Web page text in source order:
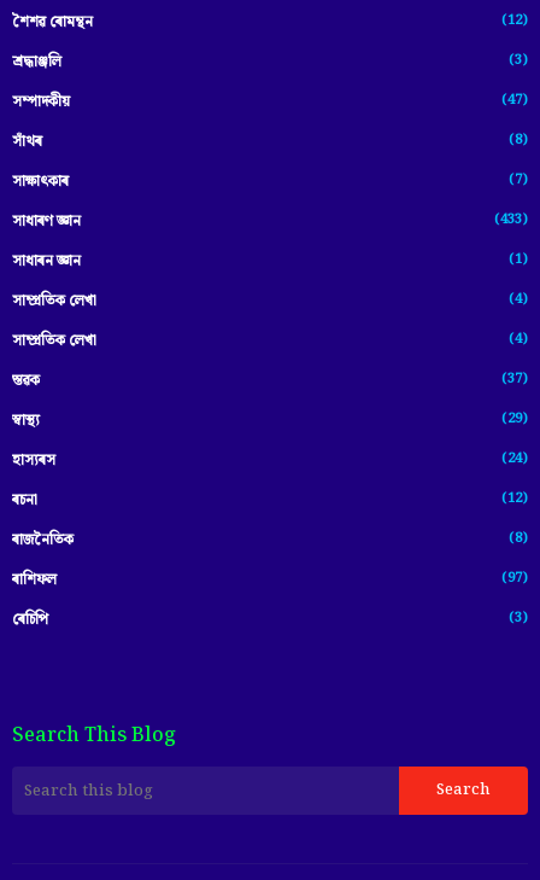
শৈশৱ ৰোমন্থন (12)
শ্ৰদ্ধাঞ্জলি (3)
সম্পাদকীয় (47)
সাঁথৰ (8)
সাক্ষাৎকাৰ (7)
সাধাৰণ জ্ঞান (433)
সাধাৰন জ্ঞান (1)
সাম্প্রতিক লেখা (4)
সাম্প্ৰতিক লেখা (4)
স্তৱক (37)
স্বাস্থ্য (29)
হাস্যৰস (24)
ৰচনা (12)
ৰাজনৈতিক (8)
ৰাশিফল (97)
ৰেচিপি (3)
Search This Blog